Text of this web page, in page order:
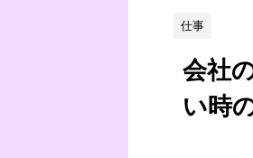
仕事
会社
い時